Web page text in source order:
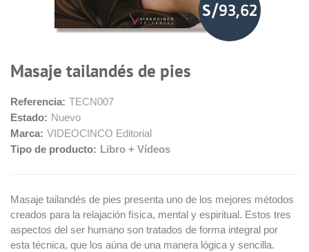
S/93,62
Masaje tailandés de pies
Referencia: TECN007
Estado: Nuevo
Marca: VIDEOCINCO Editorial
Tipo de producto: Libro + Vídeos
Masaje tailandés de pies presenta uno de los mejores métodos
creados para la relajación física, mental y espiritual. Estos tres
aspectos del ser humano son tratados de forma integral por
esta técnica, que los aúna de una manera lógica y sencilla.